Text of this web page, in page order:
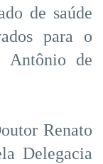
de saúde
para o
Antônio de
Renato
Delegacia